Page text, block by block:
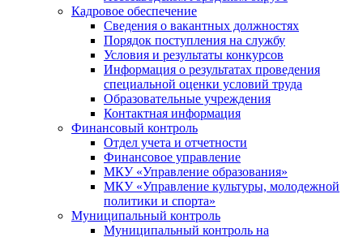
Кадровое обеспечение
Сведения о вакантных должностях
Порядок поступления на службу
Условия и результаты конкурсов
Информация о результатах проведения
специальной оценки условий труда
Образовательные учреждения
Контактная информация
Финансовый контроль
Отдел учета и отчетности
Финансовое управление
МКУ «Управление образования»
МКУ «Управление культуры, молодежной
политики и спорта»
Муниципальный контроль
Муниципальный контроль на